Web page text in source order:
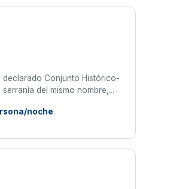
declarado Conjunto Histórico-
del mismo nombre,...
noche